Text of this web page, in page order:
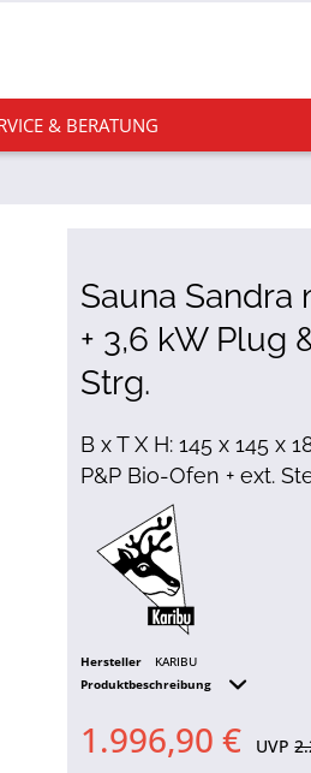
& BERATUNG
Sauna
+ 3,6 kW Plug
Strg.
B x T X H: 145 x 145 x
P&P Bio-Ofen + ext.
Hersteller
KARIBU
Produktbeschreibung
1.996,90 € UVP